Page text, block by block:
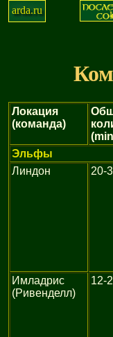
arda.ru
Локация
(команда)
Эльфы
Линдон
20-
Имладрис
(Ривенделл)
12-